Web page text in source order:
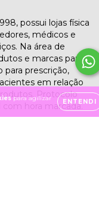
para agilizar
ENTENDI
possui lojas física
médicos e
Na área de
e marcas para
prescrição,
em relação
Protocolo
hora marcada.